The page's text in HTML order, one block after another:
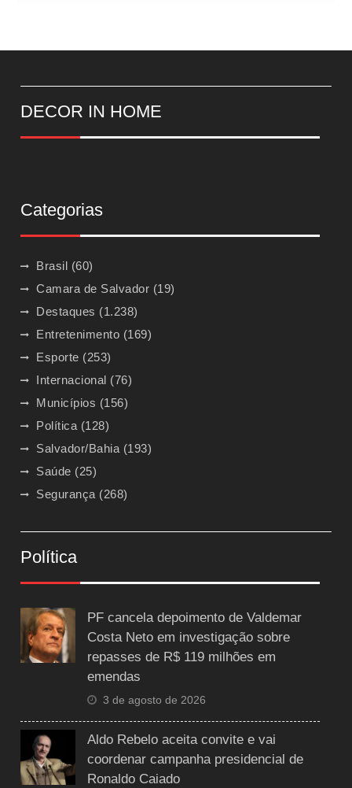
DECOR IN HOME
Categorias
Brasil (60)
Camara de Salvador (19)
Destaques (1.238)
Entretenimento (169)
Esporte (253)
Internacional (76)
Municípios (156)
Política (128)
Salvador/Bahia (193)
Saúde (25)
Segurança (268)
Política
PF cancela depoimento de Valdemar
Costa Neto em investigação sobre
repasses de R$ 119 milhões em
emendas
3 de agosto de 2026
Aldo Rebelo aceita convite e vai
coordenar campanha presidencial de
Ronaldo Caiado